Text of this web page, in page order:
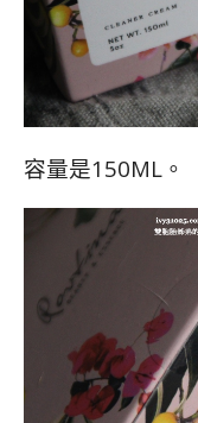
容量是150ML。